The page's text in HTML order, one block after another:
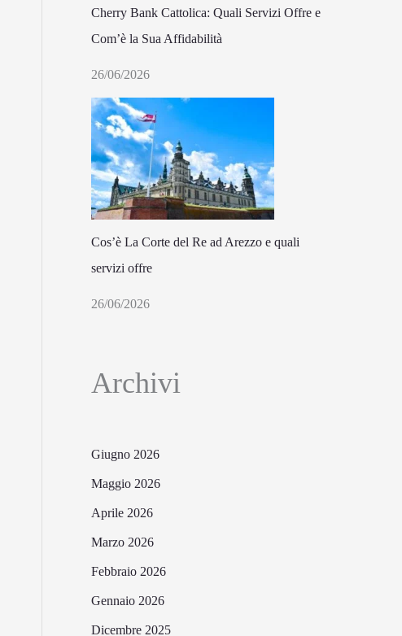
Cherry Bank Cattolica: Quali Servizi Offre e
Com’è la Sua Affidabilità
26/06/2026
Cos’è La Corte del Re ad Arezzo e quali
servizi offre
26/06/2026
Archivi
Giugno 2026
Maggio 2026
Aprile 2026
Marzo 2026
Febbraio 2026
Gennaio 2026
Dicembre 2025